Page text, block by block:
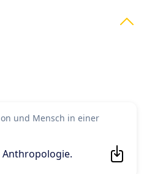
und Mensch in einer
Anthropologie.